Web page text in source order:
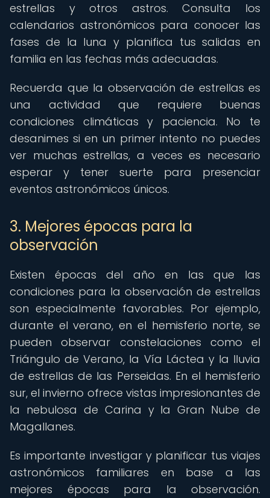
estrellas y otros astros. Consulta los
calendarios astronómicos para conocer las
fases de la luna y planifica tus salidas en
familia en las fechas más adecuadas.
Recuerda que la observación de estrellas es
una actividad que requiere buenas
condiciones climáticas y paciencia. No te
desanimes si en un primer intento no puedes
ver muchas estrellas, a veces es necesario
esperar y tener suerte para presenciar
eventos astronómicos únicos.
3. Mejores épocas para la
observación
Existen épocas del año en las que las
condiciones para la observación de estrellas
son especialmente favorables. Por ejemplo,
durante el verano, en el hemisferio norte, se
pueden observar constelaciones como el
Triángulo de Verano, la Vía Láctea y la lluvia
de estrellas de las Perseidas. En el hemisferio
sur, el invierno ofrece vistas impresionantes de
la nebulosa de Carina y la Gran Nube de
Magallanes.
Es importante investigar y planificar tus viajes
astronómicos familiares en base a las
mejores épocas para la observación.